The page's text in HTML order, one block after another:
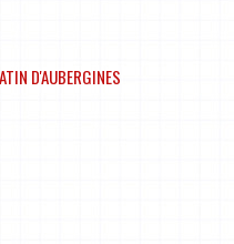
D'AUBERGINES